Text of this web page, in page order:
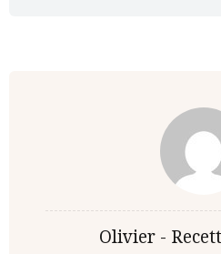
Olivier -